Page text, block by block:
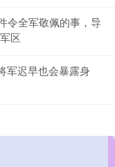
令全军敬佩的事，导
区
军迟早也会暴露身